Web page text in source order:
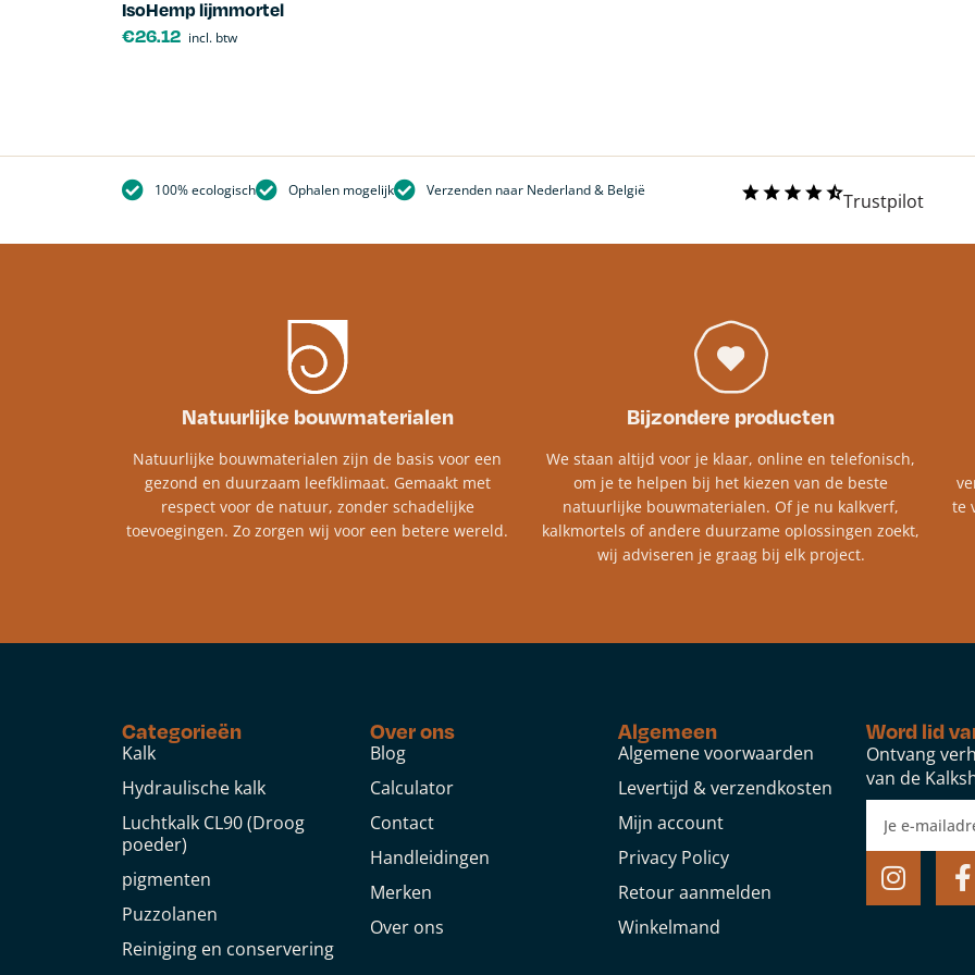
IsoHemp lijmmortel
€26.12 incl. btw
100% ecologisch Ophalen mogelijk Verzenden naar Nederland & België Trustpilot
Natuurlijke bouwmaterialen
Natuurlijke bouwmaterialen zijn de basis voor een
gezond en duurzaam leefklimaat. Gemaakt met
respect voor de natuur, zonder schadelijke
toevoegingen. Zo zorgen wij voor een betere wereld.
Bijzondere producten
We staan altijd voor je klaar, online en telefonisch,
om je te helpen bij het kiezen van de beste
natuurlijke bouwmaterialen. Of je nu kalkverf,
kalkmortels of andere duurzame oplossingen zoekt,
wij adviseren je graag bij elk project.​
te
Categorieën
Kalk
Hydraulische kalk
Luchtkalk CL90 (Droog
poeder)
pigmenten
Puzzolanen
Reiniging en conservering
Over ons
Blog
Calculator
Contact
Handleidingen
Merken
Over ons
Algemeen
Algemene voorwaarden
Levertijd & verzendkosten
Mijn account
Privacy Policy
Retour aanmelden
Winkelmand
Word lid
Ontvang
van de